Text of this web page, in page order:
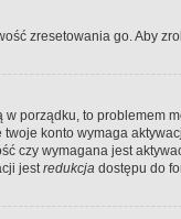
zresetowania go. Aby
porządku, to problemem
konto wymaga
czy wymagana jest
jestredukcja dostępu do